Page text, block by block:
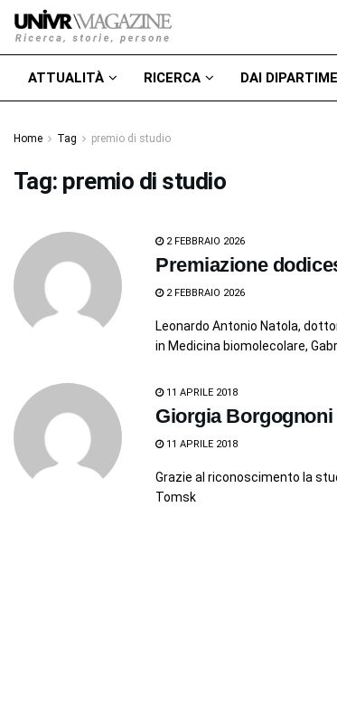
ATTUALITÀ RICERCA DAI
Home Tag premio di studio
Tag: premio di studio
2 FEBBRAIO 2026
Premiazione
2 FEBBRAIO 2026
Leonardo Antonio Natola,
in Medicina biomolecolare,
11 APRILE 2018
Giorgia
11 APRILE 2018
Grazie al riconoscimento la
Tomsk